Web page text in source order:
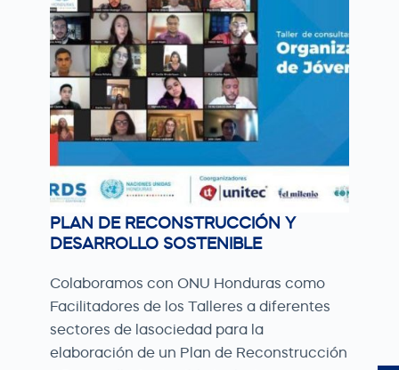
PLAN DE RECONSTRUCCIÓN Y
DESARROLLO SOSTENIBLE
Colaboramos con ONU Honduras como
Facilitadores de los Talleres a diferentes
sectores de lasociedad para la
elaboración de un Plan de Reconstrucción